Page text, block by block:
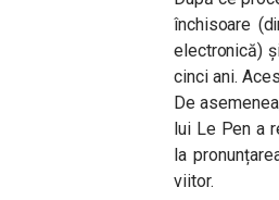
închisoare
electronică)
cinci ani.
De
lui Le Pen a
la
viitor.